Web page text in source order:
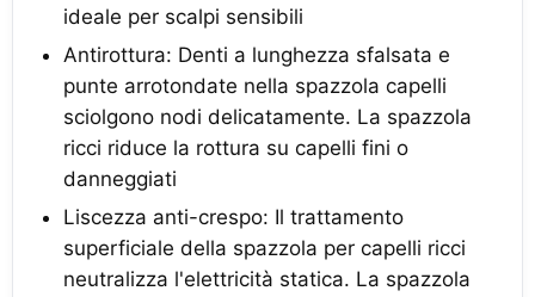
ideale per scalpi sensibili
Antirottura: Denti a lunghezza sfalsata e
punte arrotondate nella spazzola capelli
sciolgono nodi delicatamente. La spazzola
ricci riduce la rottura su capelli fini o
danneggiati
Liscezza anti-crespo: Il trattamento
superficiale della spazzola per capelli ricci
neutralizza l'elettricità statica. La spazzola